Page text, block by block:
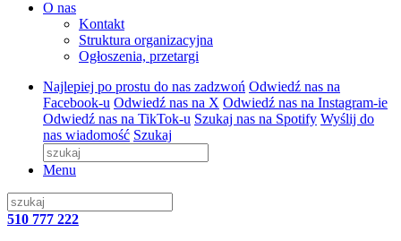
O nas
Kontakt
Struktura organizacyjna
Ogłoszenia, przetargi
Najlepiej po prostu do nas zadzwoń Odwiedź nas na
Facebook-u Odwiedź nas na X Odwiedź nas na Instagram-ie
Odwiedź nas na TikTok-u Szukaj nas na Spotify Wyślij do
nas wiadomość Szukaj
Menu
510 777 222